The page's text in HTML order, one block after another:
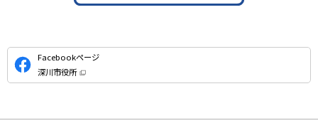
公
式
S
Facebookページ
深川市役所
（
ン